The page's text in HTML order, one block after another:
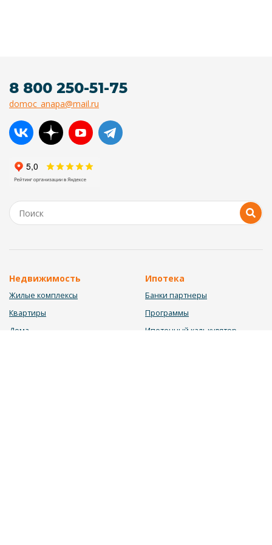
8 800 250-51-75
domoc_anapa@mail.ru
Недвижимость
Жилые комплексы
Квартиры
Дома
Ипотека
Банки партнеры
Программы
Ипотечный калькулятор